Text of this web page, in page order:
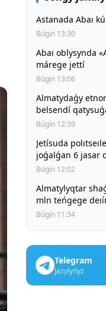
Astanada Abaı
Búgín 13:30
Abaı oblysynda
márege jettí
Búgín 13:06
Almatydaǵy
belsendí
Búgín 12:39
Jetísuda
joǵalǵan 6 jasar
Búgín 12:02
Almatylyqtar
mln teńgege
alady
Búgín 11:34
Telegram
Jazylyńyz